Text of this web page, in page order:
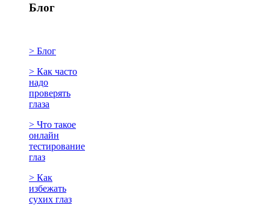
Блог
> Блог
> Как часто
надо
проверять
глаза
> Что такое
онлайн
тестирование
глаз
> Как
избежать
сухих глаз